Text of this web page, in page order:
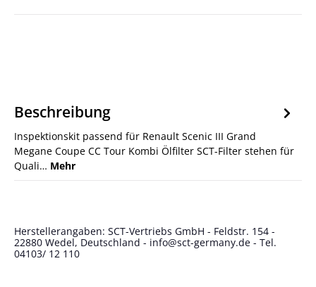
Beschreibung
Inspektionskit passend für Renault Scenic III Grand
Megane Coupe CC Tour Kombi Ölfilter SCT-Filter stehen für
Quali… Mehr
Herstellerangaben: SCT-Vertriebs GmbH - Feldstr. 154 -
22880 Wedel, Deutschland - info@sct-germany.de - Tel.
04103/ 12 110